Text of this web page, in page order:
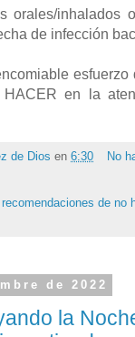
orales/inhalados
de infección
en la
de Dios en 6:30 No
recomendaciones de no
de 2022
la